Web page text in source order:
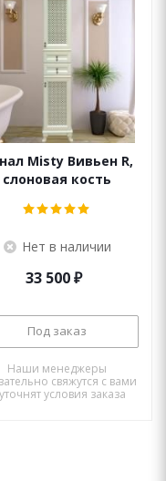
Misty Вивьен R,
слоновая кость
Нет в наличии
33 500₽
Под заказ
Наши менеджеры
свяжутся с вами
условия заказа